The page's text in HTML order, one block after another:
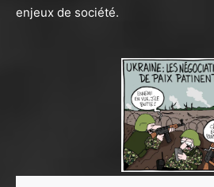
enjeux de société.